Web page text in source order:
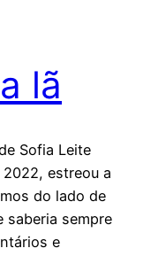
lã
Sofia Leite
2022, estreou a
do lado de
saberia sempre
e